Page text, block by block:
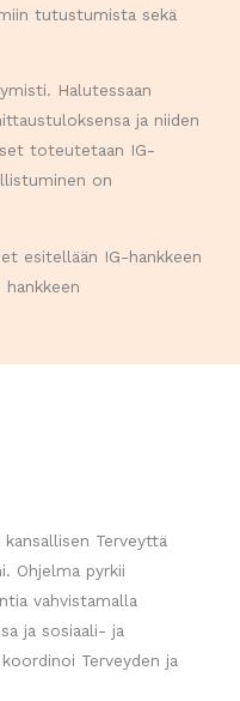
tutustumista sekä
Halutessaan
ja niiden
toteutetaan IG-
on
esitellään IG-hankkeen
hankkeen
Terveyttä
Ohjelma pyrkii
vahvistamalla
ja sosiaali- ja
Terveyden ja